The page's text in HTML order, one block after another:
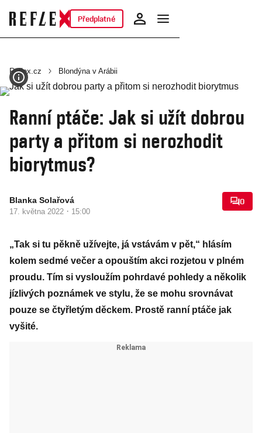
Předplatné
Reflex.cz Blondýna v Arábii
Ranní ptáče: Jak si užít dobrou
party a přitom si nerozhodit
biorytmus?
Blanka Solařová
17. května 2022 · 15:00
0
„Tak si tu pěkně užívejte, já vstávám v pět,“ hlásím
kolem sedmé večer a opouštím akci rozjetou v plném
proudu. Tím si vysloužím pohrdavé pohledy a několik
jízlivých poznámek ve stylu, že se mohu srovnávat
pouze se čtyřletým děckem. Prostě ranní ptáče jak
vyšité.